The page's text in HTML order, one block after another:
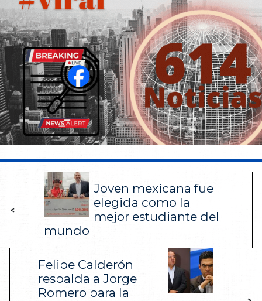
<
Joven mexicana fue
elegida como la
mejor estudiante del
mundo
Felipe Calderón
respalda a Jorge
Romero para la